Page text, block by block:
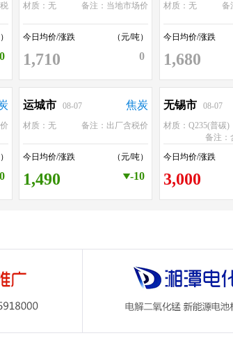
材质：无 备注：当地市场价
今日均价/涨跌 （元/吨）
1,710 0
材质：无 备
今日均价/涨跌
1,680
运城市 08-07 焦炭
材质：无 备注：出厂含税价
今日均价/涨跌 （元/吨）
1,490 -10
无锡市 08-07
材质：Q235(普碳)
备注：
今日均价/涨跌
3,000